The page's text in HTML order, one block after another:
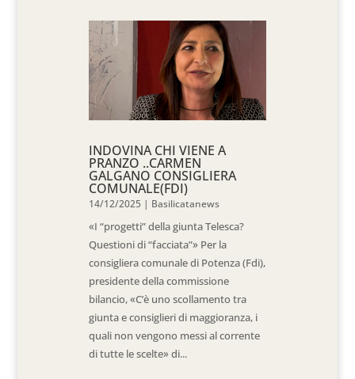
INDOVINA CHI VIENE A
PRANZO ..CARMEN
GALGANO CONSIGLIERA
COMUNALE(FDI)
14/12/2025 | Basilicatanews
«I “progetti” della giunta Telesca?
Questioni di “facciata”» Per la
consigliera comunale di Potenza (Fdi),
presidente della commissione
bilancio, «C’è uno scollamento tra
giunta e consiglieri di maggioranza, i
quali non vengono messi al corrente
di tutte le scelte» di...